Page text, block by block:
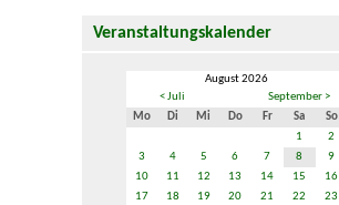
Veranstaltungskalender
August 2026
< Juli
September >
Mo
Di Mi Do Fr Sa
So
1
2
3
4 5 6 7 8
9
10
11 12 13 14 15
16
17
18 19 20 21 22
23